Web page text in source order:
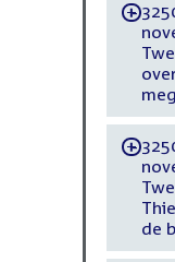
-
-
de